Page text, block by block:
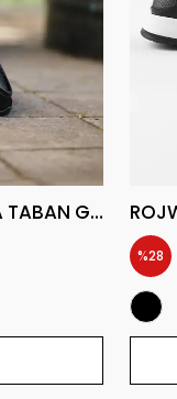
DUBLİN HAKİKİ DERİ EVA TABAN GÜNLÜK ERKEK SNEAKER AYAKKABI
%28